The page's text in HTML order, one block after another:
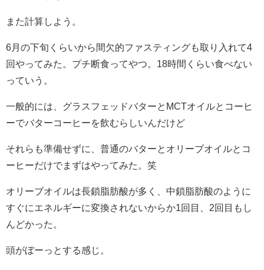
また計算しよう。
6月の下旬くらいから間欠的ファスティングも取り入れて4
回やってみた。プチ断食ってやつ。18時間くらい食べない
っていう。
一般的には、グラスフェッドバターとMCTオイルとコーヒ
ーでバターコーヒーを飲むらしいんだけど
それらも準備せずに、普通のバターとオリーブオイルとコ
ーヒーだけでまずはやってみた。笑
オリーブオイルは長鎖脂肪酸が多く、中鎖脂肪酸のように
すぐにエネルギーに変換されないからか1回目、2回目もし
んどかった。
頭がぼーっとする感じ。